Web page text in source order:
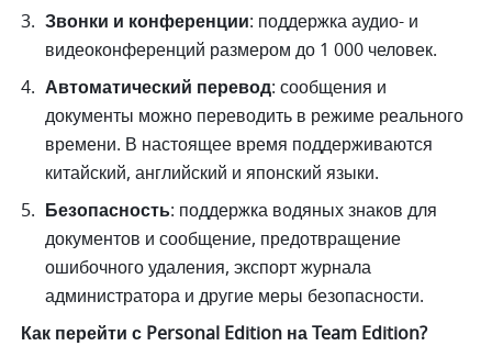
Звонки и конференции: поддержка аудио- и
видеоконференций размером до 1 000 человек.
Автоматический перевод: сообщения и
документы можно переводить в режиме реального
времени. В настоящее время поддерживаются
китайский, английский и японский языки.
Безопасность: поддержка водяных знаков для
документов и сообщение, предотвращение
ошибочного удаления, экспорт журнала
администратора и другие меры безопасности.
Как перейти с Personal Edition на Team Edition?